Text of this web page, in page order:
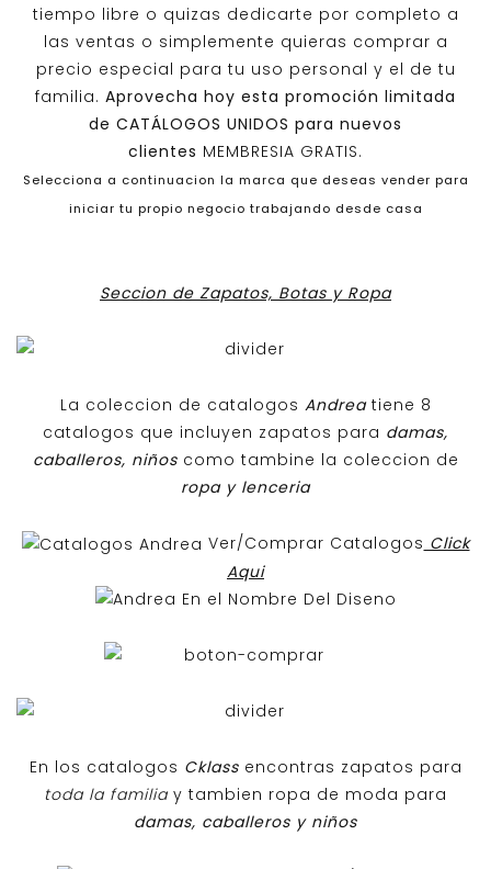
tiempo libre o quizas dedicarte por completo a
las ventas o simplemente quieras comprar a
precio especial para tu uso personal y el de tu
familia. Aprovecha hoy esta promoción limitada
de CATÁLOGOS UNIDOS para nuevos
clientes MEMBRESIA GRATIS.
Selecciona a continuacion la marca que deseas vender para
iniciar tu propio negocio trabajando desde casa
Seccion de Zapatos, Botas y Ropa
La coleccion de catalogos Andreatiene 8
catalogos que incluyen zapatos para damas,
caballeros, niños como tambine la coleccion de
ropa y lenceria
Ver/Comprar Catalogos Click
Aqui
En los catalogos Cklass encontras zapatos para
toda la familiay tambien ropa de moda para
damas, caballeros y niños